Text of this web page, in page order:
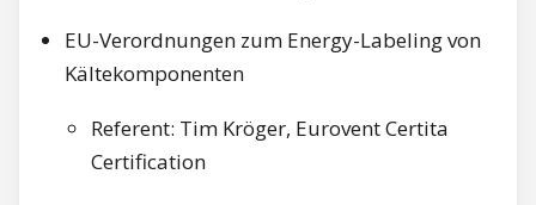
EU-Verordnungen zum Energy-Labeling von
Kältekomponenten
Referent: Tim Kröger, Eurovent Certita
Certification